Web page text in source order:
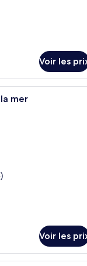
Voir les
chambre d’hôtel
mer
Voir les